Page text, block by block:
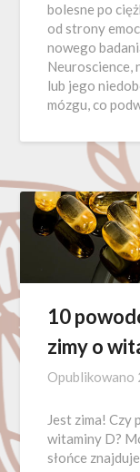
bolesne po
od strony
nowego
Neuroscience,
lub jego
mózgu, co
10
zimy o
Opublikowano
Jest zima! Czy
witaminy D?
słońce